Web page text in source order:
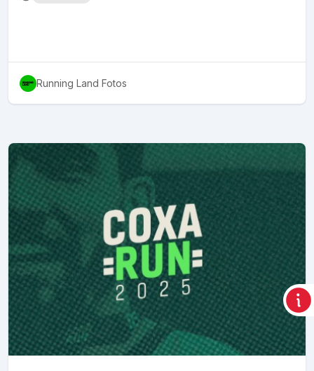
Running Land Fotos